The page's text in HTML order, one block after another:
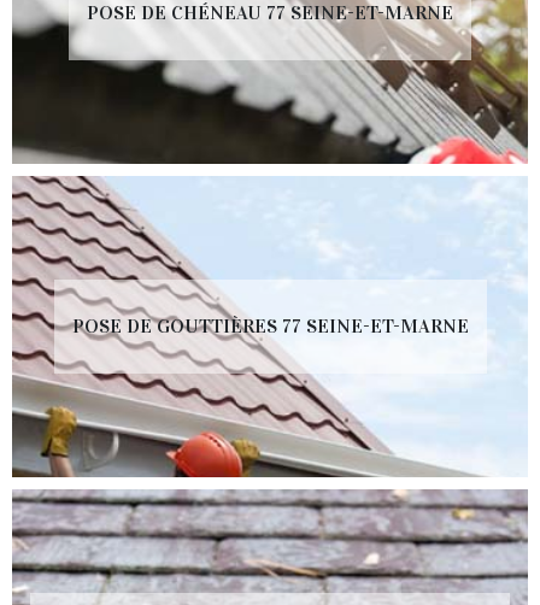
POSE DE CHÉNEAU 77 SEINE-ET-MARNE
POSE DE GOUTTIÈRES 77 SEINE-ET-MARNE